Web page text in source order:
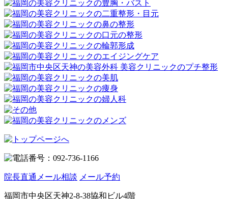
院長直通メール相談 メール予約
福岡市中央区天神2-8-38協和ビル4階